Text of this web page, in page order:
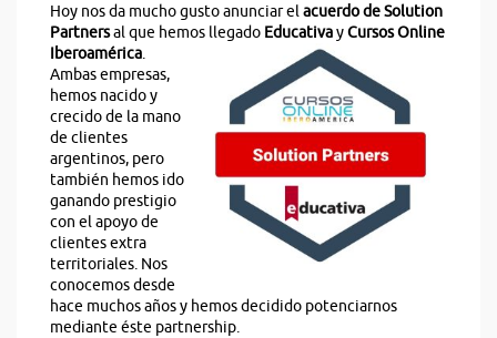
Hoy nos da mucho gusto anunciar elacuerdo de Solution
Partnersal que hemos llegado EducativayCursosOnline
Iberoamérica.
Ambas empresas,
hemos nacido y
crecido de la mano
de clientes
argentinos, pero
también hemos ido
ganando prestigio
con el apoyo de
clientes extra
territoriales. Nos
conocemos desde
hace muchos años y hemos decidido potenciarnos
mediante éste partnership.